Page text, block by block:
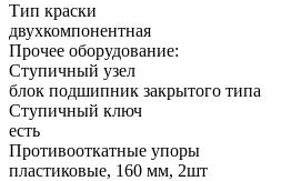
Тип краски
двухкомпонентная
Прочее оборудование:
Ступичный узел
блок подшипник закрытого типа
Ступичный ключ
есть
Противооткатные упоры
пластиковые, 160 мм, 2шт